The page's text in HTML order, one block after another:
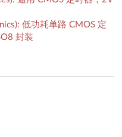
低功耗单路 CMOS 定
封装